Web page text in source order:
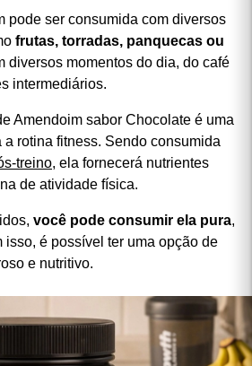
pode ser consumida com diversos
frutas, torradas, panquecas ou
diversos momentos do dia, do café
intermediários.
Amendoim sabor Chocolate é uma
rotina fitness. Sendo consumida
treino, ela fornecerá nutrientes
de atividade física.
você pode consumir ela pura,
isso, é possível ter uma opção de
e nutritivo.